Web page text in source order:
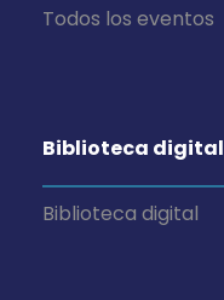
Todos los eventos
Biblioteca digital
Biblioteca digital